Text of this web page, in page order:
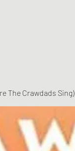
The Crawdads Sing)